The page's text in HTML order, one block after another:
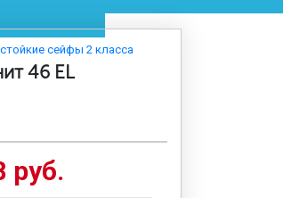
сейфы 2 класса
46 EL
руб.